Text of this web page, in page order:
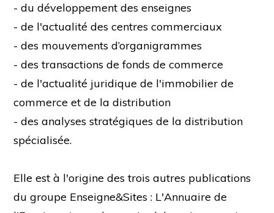
- du développement des enseignes
- de l'actualité des centres commerciaux
- des mouvements d’organigrammes
- des transactions de fonds de commerce
- de l'actualité juridique de l'immobilier de
commerce et de la distribution
- des analyses stratégiques de la distribution
spécialisée.
Elle est à l'origine des trois autres publications
du groupe Enseigne&Sites : L'Annuaire de